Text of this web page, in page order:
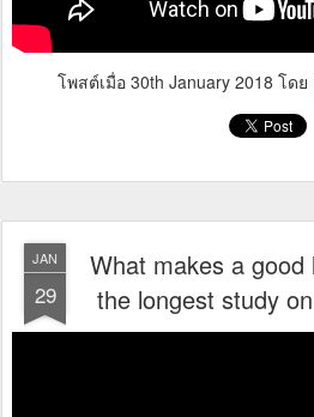
โพสต์เมื่อ 30th January 2018 โดย
JAN
29
What makes a
the longest study